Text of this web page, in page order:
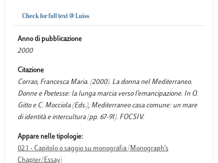
Anno di pubblicazione
2000
Citazione
Corrao, Francesca Maria. (2000). La donna nel Mediterraneo.
Donne e Poetesse: la lunga marcia verso l’emancipazione. In O.
Gitto e C. Mocciola (Eds.), Mediterraneo casa comune: un mare
di identità e intercultura (pp. 67-91). FOCSIV.
Appare nelle tipologie:
02.1 - Capitolo o saggio su monografia (Monograph’s
Chapter/Essay)